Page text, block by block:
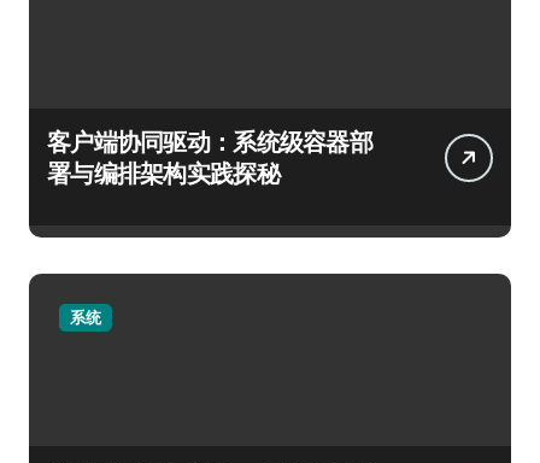
客户端协同驱动：系统级容器部
署与编排架构实践探秘
系统